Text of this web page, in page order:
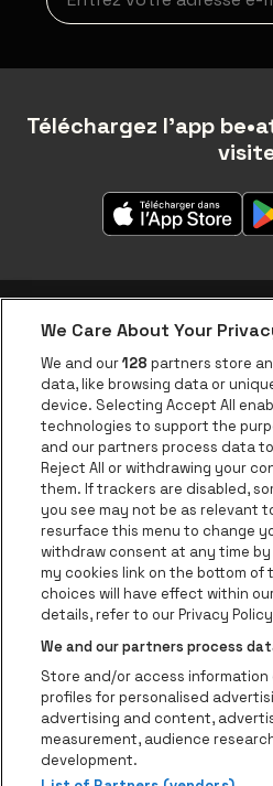
Téléchargez l'app
be•at
be•at
Instagram
Be•at Tickets fait
be•at
Schijnpoortweg
Be-At
Schijnpoortweg
BTW (BE) 0461.051.688
BNP Paribas Fortis - IBAN:
We Care About Your
We and our128 partners store
data, like browsing data or
device. Selecting Accept All
technologies to support the
and our partners process data
Reject All or withdrawing your
them. If trackers are disabled,
you see may not be as relevant
resurface this menu to change
withdraw consent at any time
my cookies link on the bottom of
choices will have effect within
details, refer to our Privacy
We and our partners process
Store and/or access information
profiles for personalised
advertising and content,
measurement, audience
development.